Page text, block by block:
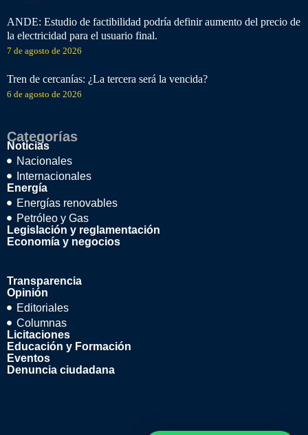
ANDE: Estudio de factibilidad podría definir aumento del precio de
la electricidad para el usuario final.
7 de agosto de 2026
Tren de cercanías: ¿La tercera será la vencida?
6 de agosto de 2026
Categorías
Noticias
Nacionales
Internacionales
Energía
Energías renovables
Petróleo y Gas
Legislación y reglamentación
Economía y negocios
Transparencia
Opinión
Editoriales
Columnas
Licitaciones
Educación y Formación
Eventos
Denuncia ciudadana